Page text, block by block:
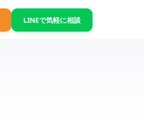
LINEで気軽に相談